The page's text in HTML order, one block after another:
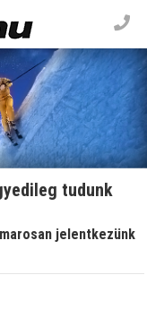
tudunk
jelentkezünk